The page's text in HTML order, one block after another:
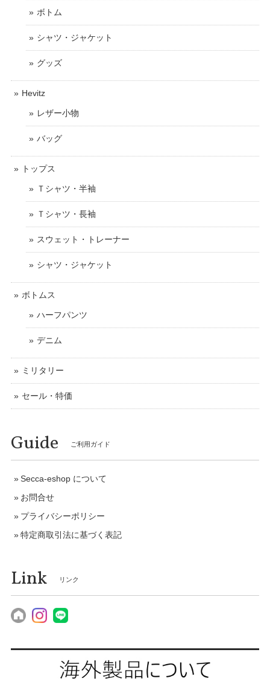
ボトム
シャツ・ジャケット
グッズ
Hevitz
レザー小物
バッグ
トップス
Ｔシャツ・半袖
Ｔシャツ・長袖
スウェット・トレーナー
シャツ・ジャケット
ボトムス
ハーフパンツ
デニム
ミリタリー
セール・特価
Guide ご利用ガイド
Secca-eshop について
お問合せ
プライバシーポリシー
特定商取引法に基づく表記
Link リンク